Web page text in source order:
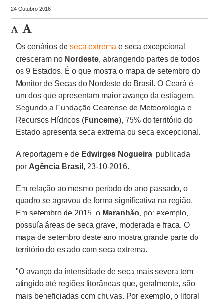
24 Outubro 2016
Os cenários deseca extrema e seca excepcional
cresceram no Nordeste, abrangendo partes de todos
os 9 Estados. É o que mostra o mapa de setembro do
Monitor de Secas do Nordeste do Brasil. O Ceará é
um dos que apresentam maior avanço da estiagem.
Segundo a Fundação Cearense de Meteorologia e
Recursos Hídricos (Funceme), 75% do território do
Estado apresenta seca extrema ou seca excepcional.
A reportagem é de Edwirges Nogueira, publicada
por Agência Brasil , 23-10-2016.
Em relação ao mesmo período do ano passado, o
quadro se agravou de forma significativa na região.
Em setembro de 2015, o Maranhão, por exemplo,
possuía áreas de seca grave, moderada e fraca. O
mapa de setembro deste ano mostra grande parte do
território do estado com seca extrema.
"O avanço da intensidade de seca mais severa tem
atingido até regiões litorâneas que, geralmente, são
mais beneficiadas com chuvas. Por exemplo, o litoral